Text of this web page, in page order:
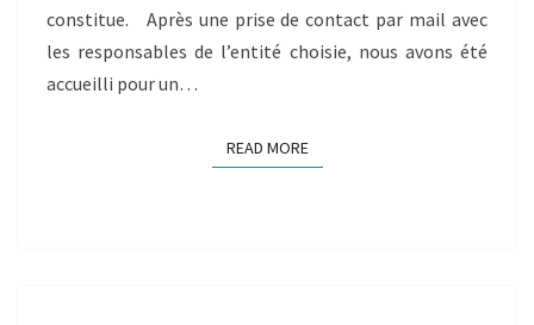
constitue. Après une prise de contact par mail avec
les responsables de l’entité choisie, nous avons été
accueilli pour un…
READ MOREREAD MORE